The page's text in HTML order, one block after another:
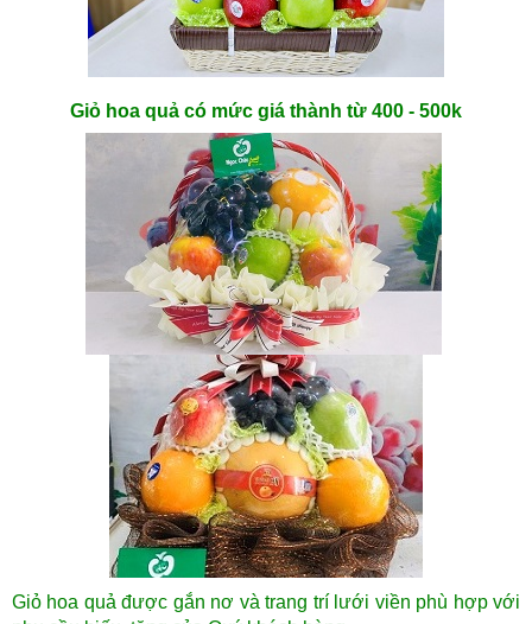
Giỏ hoa quả có mức giá thành từ 400 - 500k
Giỏ hoa quả được gắn nơ và trang trí lưới viền phù hợp với